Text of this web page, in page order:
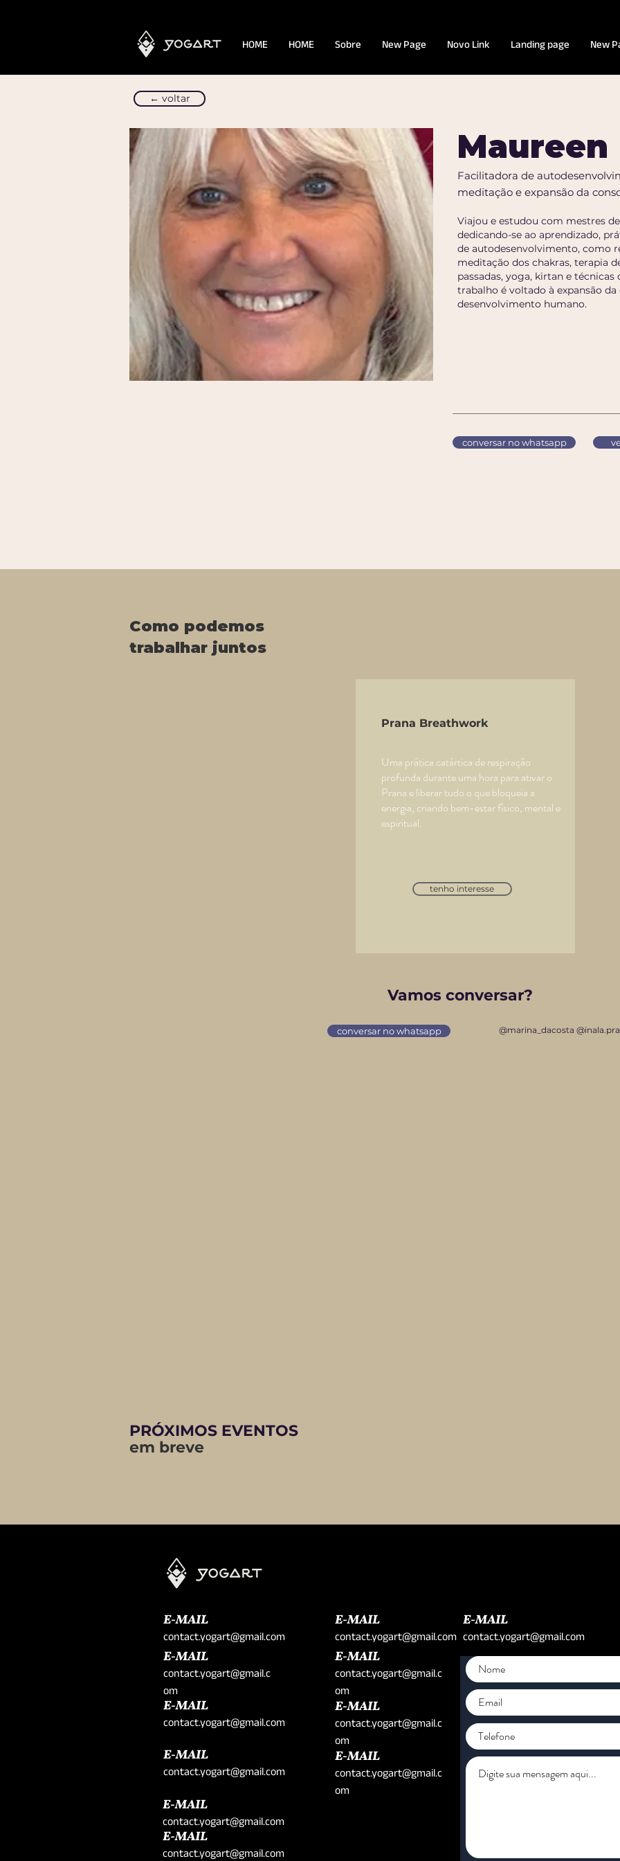
HOME HOME Sobre New Page Novo Link Landing page New
← voltar
Maureen
Facilitadora de
meditação e expansão da
Viajou e estudou com mestres
dedicando-se ao aprendizado,
de autodesenvolvimento, como
meditação dos chakras, terapia
passadas, yoga, kirtan e técnicas
trabalho é voltado à expansão da
desenvolvimento humano.
conversar no whatsapp
Como podemos
trabalhar juntos
Prana Breathwork
Uma prática catártica de respiração
profunda durante uma hora para ativar o
Prana e liberar tudo o que bloqueia a
energia, criando bem-estar físico, mental e
espiritual.
tenho interesse
Vamos conversar?
conversar no whatsapp @marina_dacosta
PRÓXIMOS EVENTOS
em breve
E-MAIL
contact.yogart@gmail.com
E-MAIL
contact.yogart@gmail.c
om
E-MAIL
contact.yogart@gmail.com
E-MAIL
contact.yogart@gmail.com
E-MAIL
contact.yogart@gmail.com
E-MAIL
contact.yogart@gmail.com
E-MAIL
contact.yogart@gmail.com
E-MAIL
contact.yogart@gmail.com
E-MAIL
contact.yogart@gmail.c
om
E-MAIL
contact.yogart@gmail.c
om
E-MAIL
contact.yogart@gmail.c
om